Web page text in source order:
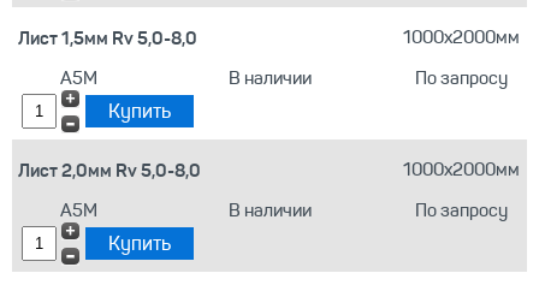
Лист 1,5мм Rv 5,0-8,0
1000х2000мм
А5М
В наличии По запросу
Лист 2,0мм Rv 5,0-8,0
1000х2000мм
А5М
В наличии По запросу